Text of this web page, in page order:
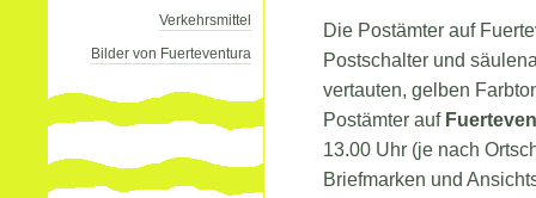
Verkehrsmittel
Bilder von Fuerteventura
Die Postämter auf
Postschalter und
vertauten, gelben
Postämter auf
13.00 Uhr (je nach
Briefmarken und